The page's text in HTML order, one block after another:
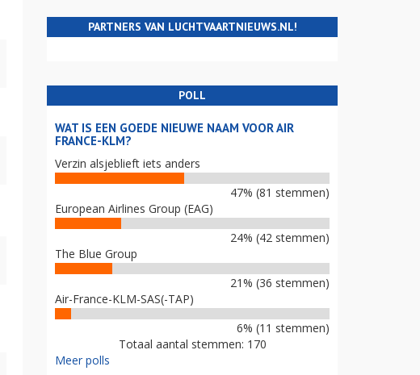
PARTNERS VAN LUCHTVAARTNIEUWS.NL!
POLL
WAT IS EEN GOEDE NIEUWE NAAM VOOR AIR
FRANCE-KLM?
Verzin alsjeblieft iets anders
47% (81 stemmen)
European Airlines Group (EAG)
24% (42 stemmen)
The Blue Group
21% (36 stemmen)
Air-France-KLM-SAS(-TAP)
6% (11 stemmen)
Totaal aantal stemmen: 170
Meer polls